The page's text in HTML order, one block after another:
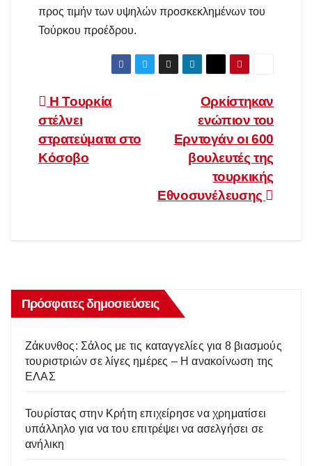
προς τιμήν των υψηλών προσκεκλημένων του
Τούρκου προέδρου.
Πλοήγηση
άρθρων
Ορκίστηκαν
ενώπιον του
Ερντογάν οι 600
βουλευτές της
τουρκικής
Εθνοσυνέλευσης
Η Τουρκία
στέλνει
στρατεύματα στο
Κόσοβο
Πρόσφατες δημοσιεύσεις
Ζάκυνθος: Σάλος με τις καταγγελίες για 8 βιασμούς
τουριστριών σε λίγες ημέρες – Η ανακοίνωση της
ΕΛΑΣ
Τουρίστας στην Κρήτη επιχείρησε να χρηματίσει
υπάλληλο για να του επιτρέψει να ασελγήσει σε
ανήλικη